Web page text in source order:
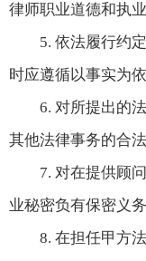
律师职业道德和执业
5. 依法履行约
时应遵循以事实为
6. 对所提出的
其他法律事务的合
7. 对在提供顾
业秘密负有保密义
8. 在担任甲方